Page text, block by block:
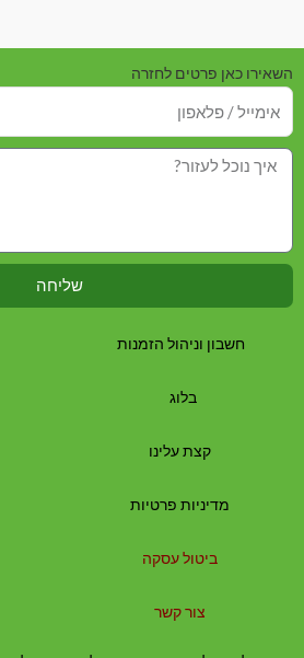
השאירו כאן פרטים לחזרה
שליחה
חשבון וניהול הזמנות
בלוג
קצת עלינו
מדיניות פרטיות
ביטול עסקה
צור קשר